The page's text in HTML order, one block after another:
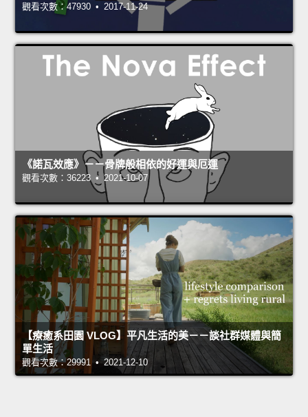
觀看次數：47930 • 2017-11-24
《諾瓦效應》－－骨牌般相依的好運與厄運
觀看次數：36223 • 2021-10-07
【療癒系田園 VLOG】平凡生活的美－－談社群媒體與簡
單生活
觀看次數：29991 • 2021-12-10